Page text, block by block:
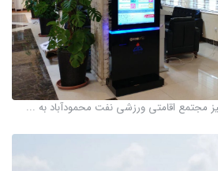
اقامتی ورزشی نفت محمودآباد به ...